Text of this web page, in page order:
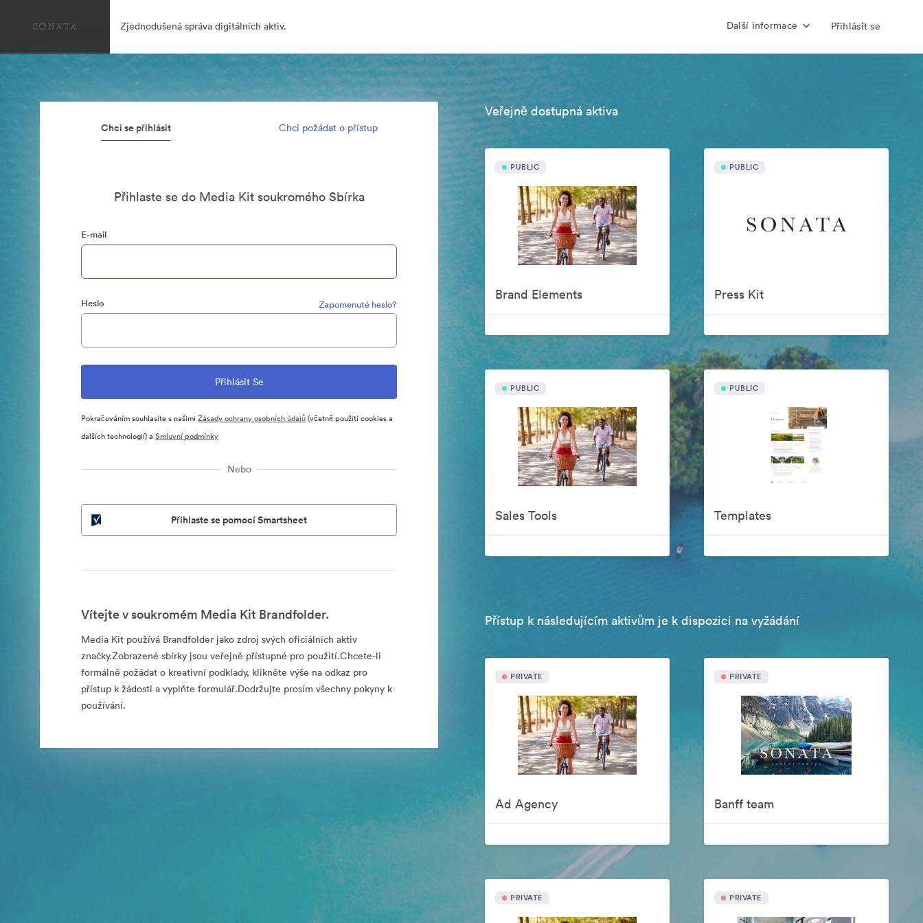
Zjednodušená správa digitálních aktiv. Další informace Přihlásit se
Chci se přihlásit Chci požádat o přístup
Přihlaste se do Media Kit soukromého Sbírka
E-mail
Heslo Zapomenuté heslo?
Pokračováním souhlasíte s našimiZásady ochrany osobních údajů(včetně použití cookies a
dalších technologií) aSmluvní podmínky
Nebo
Přihlaste se pomocí Smartsheet
Vítejte v soukromém Media Kit Brandfolder.
Media Kit používá Brandfolder jako zdroj svých oficiálních aktiv
značky.Zobrazené sbírky jsou veřejně přístupné pro použití.Chcete-li
formálně požádat o kreativní podklady, klikněte výše na odkaz pro
přístup k žádosti a vyplňte formulář.Dodržujte prosím všechny pokyny k
používání.
Veřejně dostupná aktiva
PUBLIC
Brand Elements
PUBLIC
Press Kit
PUBLIC
Sales Tools
PUBLIC
Templates
Přístup k následujícím aktivům je k dispozici na vyžádání
PRIVATE
Ad Agency
PRIVATE
Banff team
PRIVATE PRIVATE